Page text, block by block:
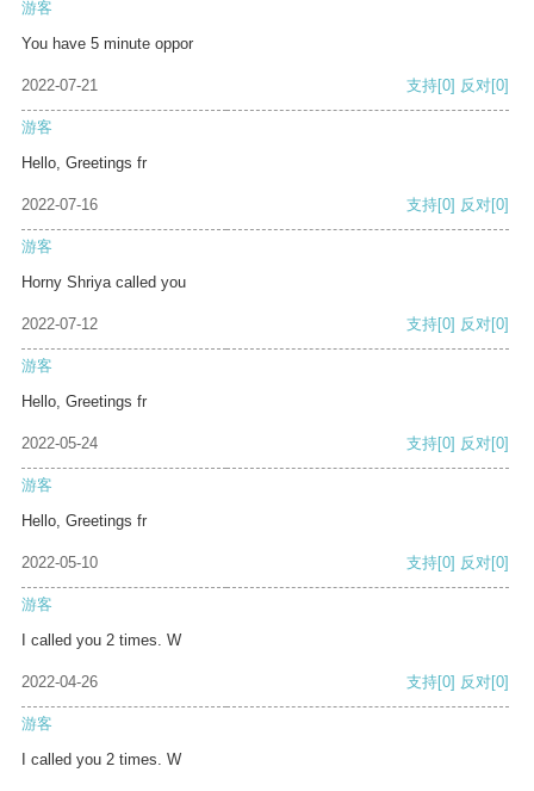
游客
You have 5 minute oppor
2022-07-21 支持[0] 反对[0]
游客
Hello, Greetings fr
2022-07-16 支持[0] 反对[0]
游客
Horny Shriya called you
2022-07-12 支持[0] 反对[0]
游客
Hello, Greetings fr
2022-05-24 支持[0] 反对[0]
游客
Hello, Greetings fr
2022-05-10 支持[0] 反对[0]
游客
I called you 2 times. W
2022-04-26 支持[0] 反对[0]
游客
I called you 2 times. W